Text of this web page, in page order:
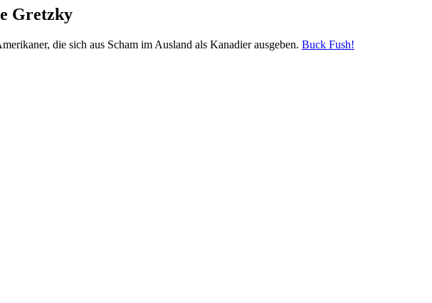
Gretzky
die sich aus Scham im Ausland als Kanadier ausgeben. Buck Fush!